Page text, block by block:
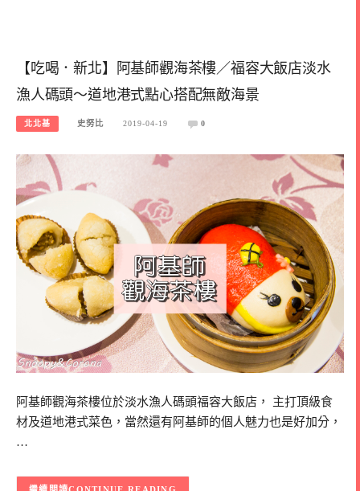
【吃喝．新北】阿基師觀海茶樓／福容大飯店淡水
漁人碼頭～道地港式點心搭配無敵海景
北北基 史努比 2019-04-19 0
阿基師觀海茶樓位於淡水漁人碼頭福容大飯店， 主打頂級食
材及道地港式菜色，當然還有阿基師的個人魅力也是好加分，
…